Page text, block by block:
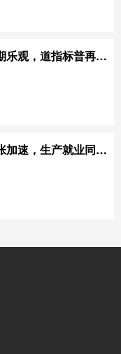
【每日研报20260805】美伊谈判预期乐观，道指标普再创新高
【每日研报20260804】美制造业扩张加速，生产就业同步走强